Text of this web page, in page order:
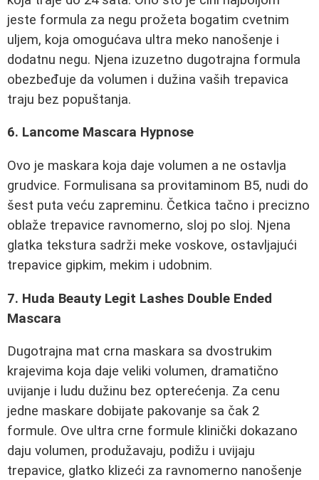
jeste formula za negu prožeta bogatim cvetnim
uljem, koja omogućava ultra meko nanošenje i
dodatnu negu. Njena izuzetno dugotrajna formula
obezbeđuje da volumen i dužina vaših trepavica
traju bez popuštanja.
6. Lancome Mascara Hypnose
Ovo je maskara koja daje volumen a ne ostavlja
grudvice. Formulisana sa provitaminom B5, nudi do
šest puta veću zapreminu. Četkica tačno i precizno
oblaže trepavice ravnomerno, sloj po sloj. Njena
glatka tekstura sadrži meke voskove, ostavljajući
trepavice gipkim, mekim i udobnim.
7. Huda Beauty Legit Lashes Double Ended
Mascara
Dugotrajna mat crna maskara sa dvostrukim
krajevima koja daje veliki volumen, dramatično
uvijanje i ludu dužinu bez opterećenja. Za cenu
jedne maskare dobijate pakovanje sa čak 2
formule. Ove ultra crne formule klinički dokazano
daju volumen, produžavaju, podižu i uvijaju
trepavice, glatko klizeći za ravnomerno nanošenje